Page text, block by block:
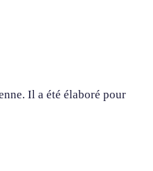
Il a été élaboré pour